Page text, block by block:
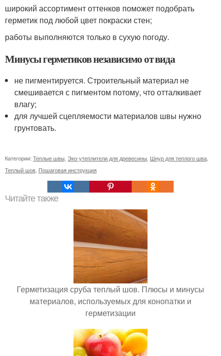
широкий ассортимент оттенков поможет подобрать
герметик под любой цвет покраски стен;
работы выполняются только в сухую погоду.
Минусы герметиков независимо от вида
не пигментируется. Строительный материал не
смешивается с пигментом потому, что отталкивает
влагу;
для лучшей сцепляемости материалов швы нужно
грунтовать.
Категории: Теплые швы, Эко-утеплители для древесины, Шнур для теплого шва,
Теплый шов, Пошаговая инструкция
Читайте также
Герметизация сруба теплый шов. Плюсы и минусы
материалов, используемых для конопатки и
герметизации